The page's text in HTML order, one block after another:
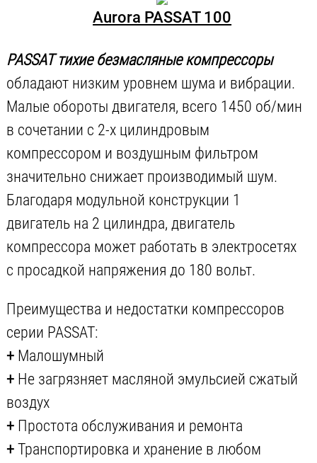
Aurora PASSAT 100
PASSAT тихие безмасляные компрессоры
обладают низким уровнем шума и вибрации.
Малые обороты двигателя, всего 1450 об/мин
в сочетании с 2-х цилиндровым
компрессором и воздушным фильтром
значительно снижает производимый шум.
Благодаря модульной конструкции 1
двигатель на 2 цилиндра, двигатель
компрессора может работать в электросетях
с просадкой напряжения до 180 вольт.
Преимущества и недостатки компрессоров
серии PASSAT:
+Малошумный
+Не загрязняет масляной эмульсией сжатый
воздух
+Простота обслуживания и ремонта
+Транспортировка и хранение в любом